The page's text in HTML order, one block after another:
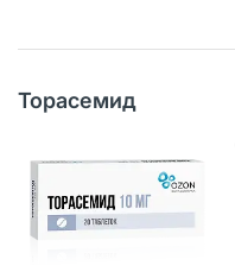
Торасемид